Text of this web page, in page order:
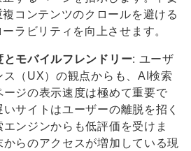
コンテンツのクロールを避ける
ラビリティを向上させます。
モバイルフレンドリー: ユーザ
ス（UX）の観点からも、AI検索
ジの表示速度は極めて重要で
サイトはユーザーの離脱を招く
ンジンからも低評価を受けま
らのアクセスが増加している現